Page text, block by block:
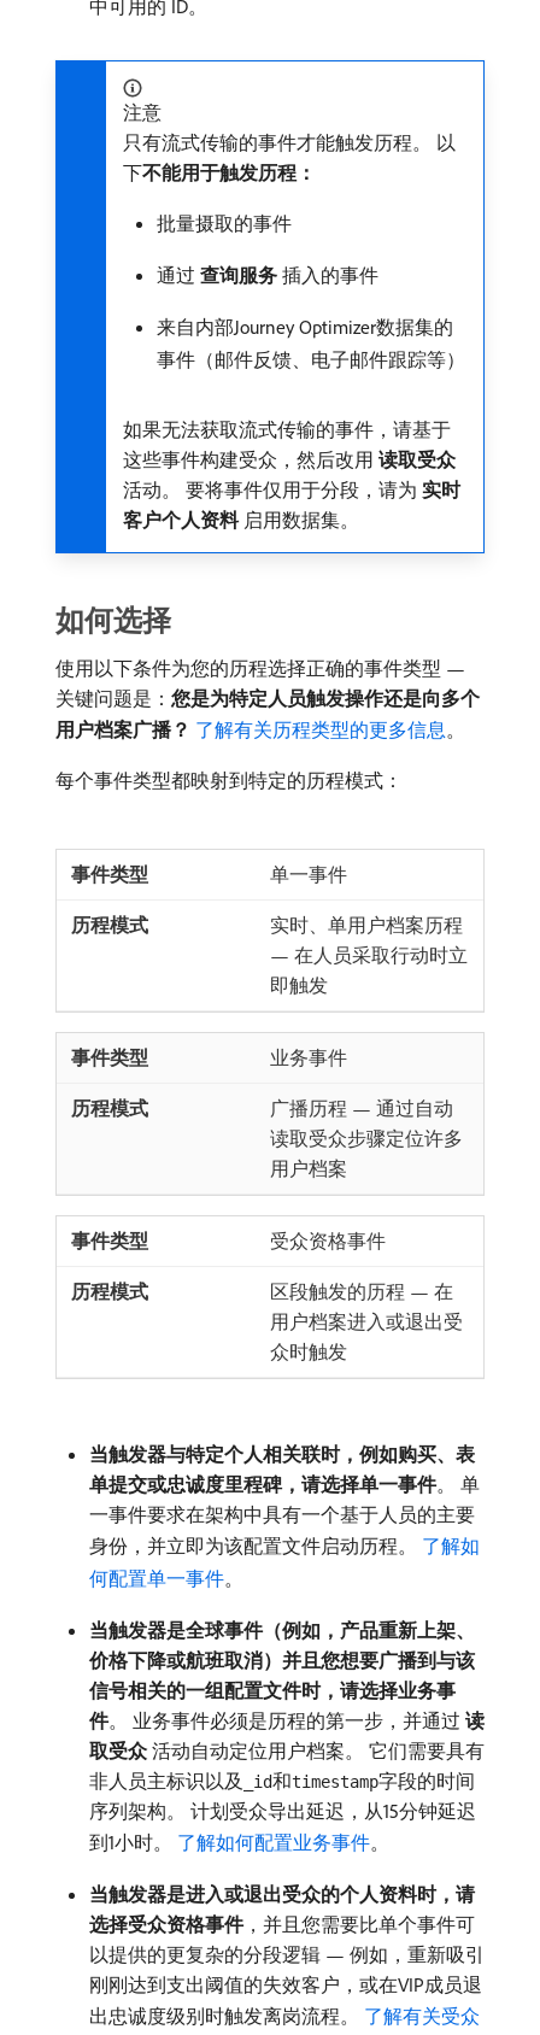
中可用的 ID。
注意
只有流式传输的事件才能触发历程。 以
下​不能用于触发历程：
批量摄取的事件
通过​ 查询服务 ​插入的事件
来自内部Journey Optimizer数据集的
事件（邮件反馈、电子邮件跟踪等）
如果无法获取流式传输的事件，请基于
这些事件构建受众，然后改用​ 读取受众
活动。 要将事件仅用于分段，请为​ 实时
客户个人资料​启用数据集。
如何选择
使用以下条件为您的历程选择正确的事件类型 —
关键问题是： 您是为特定人员触发操作还是向多个
用户档案广播？ 了解有关历程类型的更多信息。
每个事件类型都映射到特定的历程模式：
单一事件
实时、单用户档案历程
— 在人员采取行动时立
即触发
业务事件
广播历程 — 通过自动
读取受众步骤定位许多
用户档案
受众资格事件
区段触发的历程 — 在
用户档案进入或退出受
众时触发
当触发器与特定个人相关联时，例如购买、表
单提交或忠诚度里程碑，请选择单一事件。 单
一事件要求在架构中具有一个基于人员的主要
身份，并立即为该配置文件启动历程。 了解如
何配置单一事件。
当触发器是全球事件（例如，产品重新上架、
价格下降或航班取消）并且您想要广播到与该
信号相关的一组配置文件时，请选择业务事
件。 业务事件必须是历程的第一步，并通过​ 读
取受众 ​活动自动定位用户档案。 它们需要具有
非人员主标识以及
_id和timestamp字段的时间
序列架构。 计划受众导出延迟，从15分钟延迟
到1小时。 了解如何配置业务事件。
当触发器是进入或退出受众的个人资料时，请
选择受众资格事件，并且您需要比单个事件可
以提供的更复杂的分段逻辑 — 例如，重新吸引
刚刚达到支出阈值的失效客户，或在VIP成员退
出忠诚度级别时触发离岗流程。 了解有关受众